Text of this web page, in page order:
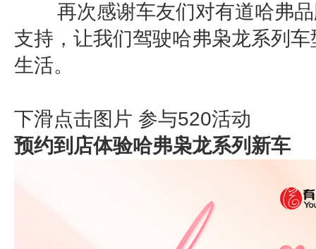
再次感谢车友们对有道哈弗
支持，让我们驾驶哈弗枭龙系列
生活。
下滑点击图片 参与520活动
预约到店体验哈弗枭龙系列新车